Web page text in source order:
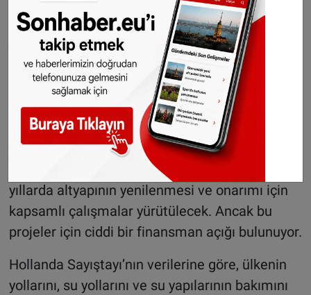
Projenin toplam maliyeti 2 milyar euro olarak
açıklandı. Altyapı Bakanlığı’na göre, bu çalışma
ülke tarihindeki en büyük yenileme
projelerinden biri oldu.
Hollanda altyapısında büyük bakım ihtiyacı
Hollanda’daki pek çok yol, köprü ve tünel 1950’li
ve 60’lı yıllarda inşa edildiği için ömürlerinin
sonuna yaklaştı. Bu nedenle önümüzdeki
yıllarda altyapının yenilenmesi ve onarımı için
kapsamlı çalışmalar yürütülecek. Ancak bu
projeler için ciddi bir finansman açığı bulunuyor.
Hollanda Sayıştayı’nın verilerine göre, ülkenin
yollarını, su yollarını ve su yapılarının bakımını